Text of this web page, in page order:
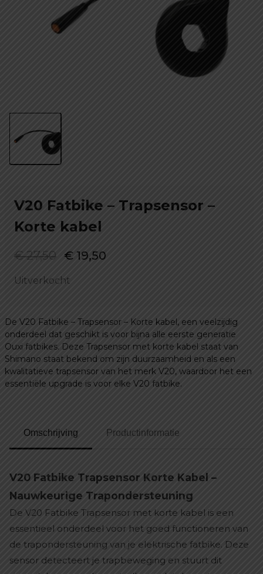
V20 Fatbike – Trapsensor –
Korte kabel
€27,50
Oorspronkelijke
€ 19,50
Uitverkocht
De V20 Fatbike – Trapsensor – Korte kabel, een veelzijdig
onderdeel dat geschikt is voor bijna alle eerste generatie
Ouxi fatbikes. Deze Trapsensor met korte kabel staat van
Shimano staat bekend om zijn duurzaamheid en als een
kwalitatieve trapsensor van het merk V20, waardoor het een
essentiële upgrade is voor elke V20 fatbike.
Omschrijving Productinformatie
V20 Fatbike Trapsensor Korte Kabel –
Nauwkeurige Trapondersteuning
De V20 Fatbike Trapsensor met korte kabel is een
essentieel onderdeel voor het goed functioneren van
de trapondersteuning van je elektrische fatbike. Deze
sensor detecteert je trapbeweging en stuurt dit